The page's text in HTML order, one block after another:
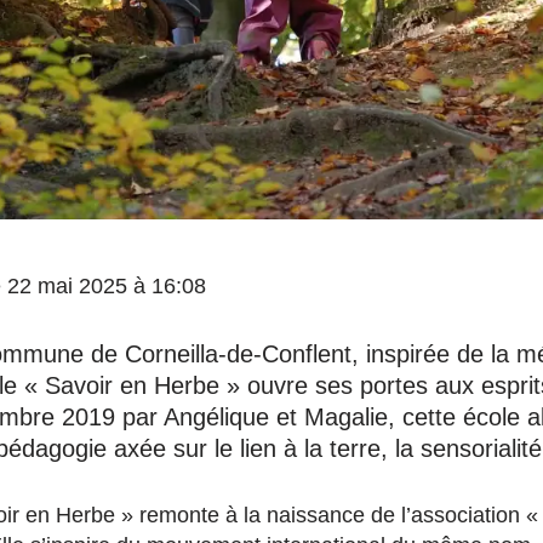
mai 2025 à 16:08
de Corneilla-de-Conflent, inspirée de la
« Savoir en Herbe » ouvre ses portes aux
2019 par Angélique et Magalie, cette école
axée sur le lien à la terre, la
en Herbe » remonte à la naissance de l’association